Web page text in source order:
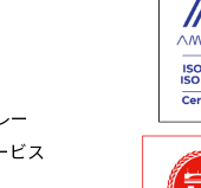
ー
ビス